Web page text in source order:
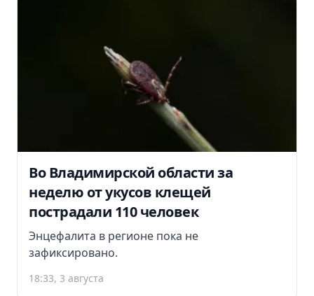
Во Владимирской области за
неделю от укусов клещей
пострадали 110 человек
Энцефалита в регионе пока не
зафиксировано.
18:33, 3 августа